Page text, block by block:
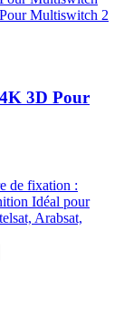
3D Pour
de fixation :
Idéal pour
Arabsat,